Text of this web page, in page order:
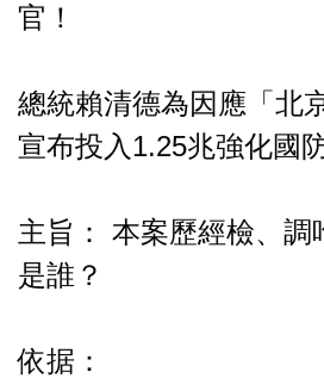
官！
總統賴清德為因應「北
宣布投入1.25兆強化國
主旨： 本案歷經檢、
是誰？
依据：